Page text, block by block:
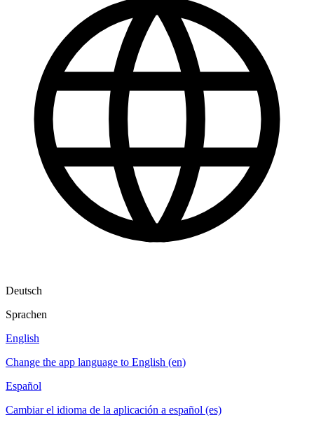
Deutsch
Sprachen
English
Change the app language to English (en)
Español
Cambiar el idioma de la aplicación a español (es)